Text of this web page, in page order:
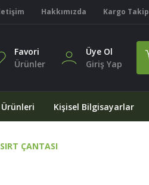
Hakkımızda Kargo Takip
Favori
Ürünler
Üye Ol
Giriş Yap
Kişisel Bilgisayarlar
ÇANTASI